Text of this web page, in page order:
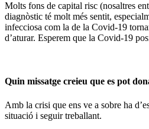
Molts fons de capital risc (nosaltres
diagnòstic té molt més sentit,
infecciosa com la de la Covid-19
d’aturar. Esperem que la Covid-19
Quin missatge creieu que es pot
Amb la crisi que ens ve a sobre ha
situació i seguir treballant.